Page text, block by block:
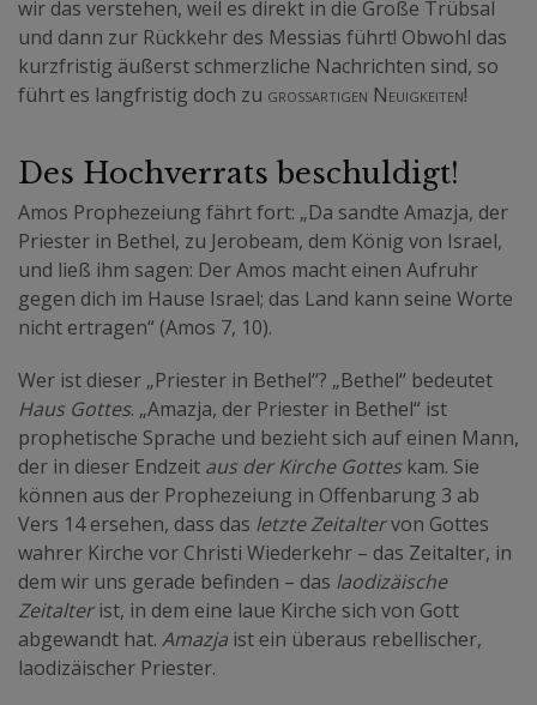
wir das verstehen, weil es direkt in die Große Trübsal
und dann zur Rückkehr des Messias führt! Obwohl das
kurzfristig äußerst schmerzliche Nachrichten sind, so
führt es langfristig doch zu großartigen Neuigkeiten!
Des Hochverrats beschuldigt!
Amos Prophezeiung fährt fort: „Da sandte Amazja, der
Priester in Bethel, zu Jerobeam, dem König von Israel,
und ließ ihm sagen: Der Amos macht einen Aufruhr
gegen dich im Hause Israel; das Land kann seine Worte
nicht ertragen“ (Amos 7, 10).
Wer ist dieser „Priester in Bethel“? „Bethel“ bedeutet
Haus Gottes. „Amazja, der Priester in Bethel“ ist
prophetische Sprache und bezieht sich auf einen Mann,
der in dieser Endzeit aus der Kirche Gotteskam. Sie
können aus der Prophezeiung in Offenbarung 3 ab
Vers 14 ersehen, dass das letzte Zeitaltervon Gottes
wahrer Kirche vor Christi Wiederkehr – das Zeitalter, in
dem wir uns gerade befinden – das laodizäische
Zeitalterist, in dem eine laue Kirche sich von Gott
abgewandt hat. Amazja ist ein überaus rebellischer,
laodizäischer Priester.